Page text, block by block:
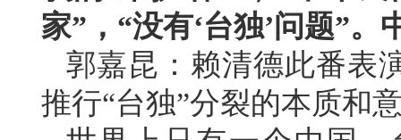
家”，“没有‘台独’问题”
郭嘉昆：赖清德此番表
推行“台独”分裂的本质和